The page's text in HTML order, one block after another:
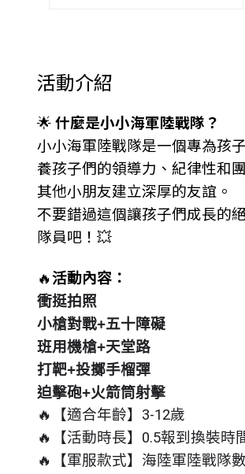
活動介紹
🌟什麼是小小海軍陸戰隊？
小小海軍陸戰隊是一個專為孩
養孩子們的領導力、紀律性和
其他小朋友建立深厚的友誼。
不要錯過這個讓孩子們成長的
隊員吧！💥
🔥活動內容：
衝挺拍照
小槍對戰+五十障礙
班用機槍+天堂路
打靶+投擲手榴彈
迫擊砲+火箭筒射擊
🔥【適合年齡】3-12歲
🔥【活動時長】0.5報到換裝時
🔥【軍服款式】海陸軍陸戰隊